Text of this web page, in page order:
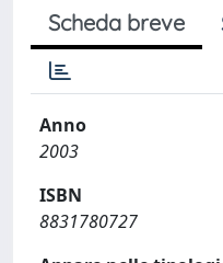
Scheda breve
Anno
2003
ISBN
8831780727